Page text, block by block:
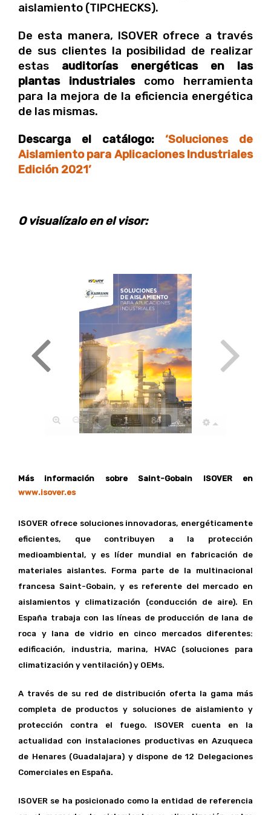
aislamiento (TIPCHECKS).
De esta manera, ISOVER ofrece a través
de sus clientes la posibilidad de realizar
estas auditorías energéticas en las
plantas industrialescomo herramienta
para la mejora de la eficiencia energética
de las mismas.
Descarga el catálogo: ‘Soluciones de
Aislamiento para Aplicaciones Industriales
Edición 2021’
O visualízalo en el visor:
Más información sobre Saint-Gobain ISOVER en
www.isover.es
ISOVER ofrece soluciones innovadoras, energéticamente
eficientes, que contribuyen a la protección
medioambiental, y es líder mundial en fabricación de
materiales aislantes. Forma parte de la multinacional
francesa Saint-Gobain, y es referente del mercado en
aislamientos y climatización (conducción de aire). En
España trabaja con las líneas de producción de lana de
roca y lana de vidrio en cinco mercados diferentes:
edificación, industria, marina, HVAC (soluciones para
climatización y ventilación) y OEMs.
A través de su red de distribución oferta la gama más
completa de productos y soluciones de aislamiento y
protección contra el fuego. ISOVER cuenta en la
actualidad con instalaciones productivas en Azuqueca
de Henares (Guadalajara) y dispone de 12 Delegaciones
Comerciales en España.
ISOVER se ha posicionado como la entidad de referencia